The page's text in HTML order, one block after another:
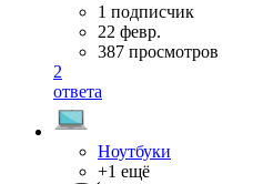
1 подписчик
22 февр.
387 просмотров
2
ответа
Ноутбуки
+1 ещё